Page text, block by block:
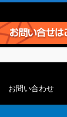
お問い合わせ